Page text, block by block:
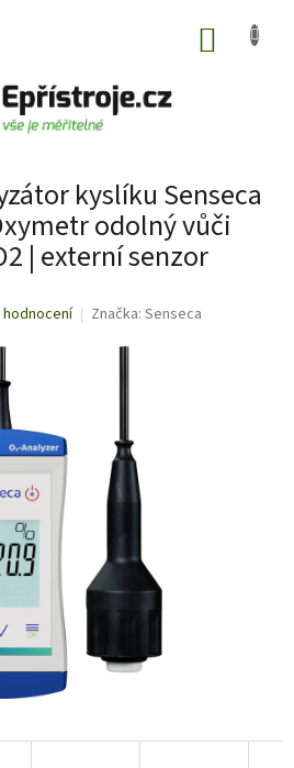
kyslíku Senseca
odolný vůči
| externí senzor
Značka: Senseca